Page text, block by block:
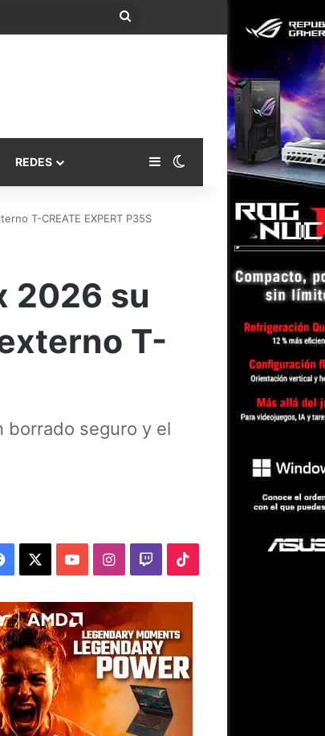
Buscar
REDES Barra lateral
Switch skin
T-CREATE EXPERT P35S
2026 su
T-
borrado seguro y el
Facebook YouTubeInstagram
TwitchTikTok